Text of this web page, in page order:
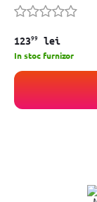
12399 lei
In stoc furnizor